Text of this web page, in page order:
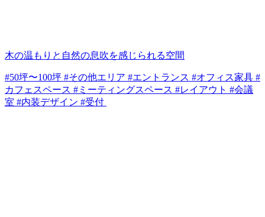
木の温もりと自然の息吹を感じられる空間
#50坪〜100坪 #その他エリア #エントランス #オフィス家具 #
カフェスペース #ミーティングスペース #レイアウト #会議
室 #内装デザイン #受付